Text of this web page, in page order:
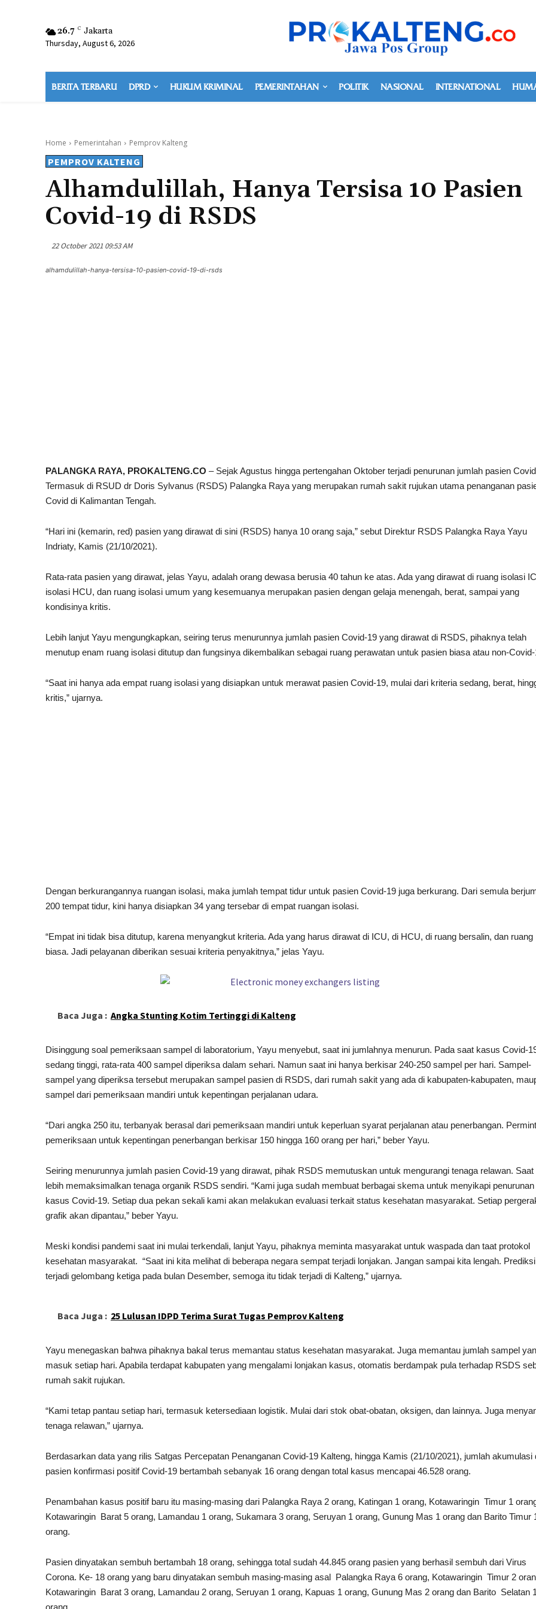
26.7 C Jakarta
Thursday, August 6, 2026
BERITA TERBARU DPRD HUKUM KRIMINAL PEMERINTAHAN POLITIK NASIONAL INTERNATIONAL
Home Pemerintahan Pemprov Kalteng
PEMPROV KALTENG
Alhamdulillah, Hanya Tersisa 10 Pasien
Covid-19 di RSDS
22 October 2021 09:53 AM
alhamdulillah-hanya-tersisa-10-pasien-covid-19-di-rsds
PALANGKA RAYA, PROKALTENG.CO – Sejak Agustus hingga pertengahan Oktober terjadi penurunan jumlah pasien
Termasuk di RSUD dr Doris Sylvanus (RSDS) Palangka Raya yang merupakan rumah sakit rujukan utama penanganan
Covid di Kalimantan Tengah.
“Hari ini (kemarin, red) pasien yang dirawat di sini (RSDS) hanya 10 orang saja,” sebut Direktur RSDS Palangka Raya Yayu
Indriaty, Kamis (21/10/2021).
Rata-rata pasien yang dirawat, jelas Yayu, adalah orang dewasa berusia 40 tahun ke atas. Ada yang dirawat di ruang isolasi
isolasi HCU, dan ruang isolasi umum yang kesemuanya merupakan pasien dengan gelaja menengah, berat, sampai yang
kondisinya kritis.
Lebih lanjut Yayu mengungkapkan, seiring terus menurunnya jumlah pasien Covid-19 yang dirawat di RSDS, pihaknya telah
menutup enam ruang isolasi ditutup dan fungsinya dikembalikan sebagai ruang perawatan untuk pasien biasa atau non-Covid-
“Saat ini hanya ada empat ruang isolasi yang disiapkan untuk merawat pasien Covid-19, mulai dari kriteria sedang, berat,
kritis,” ujarnya.
Dengan berkurangannya ruangan isolasi, maka jumlah tempat tidur untuk pasien Covid-19 juga berkurang. Dari semula
200 tempat tidur, kini hanya disiapkan 34 yang tersebar di empat ruangan isolasi.
“Empat ini tidak bisa ditutup, karena menyangkut kriteria. Ada yang harus dirawat di ICU, di HCU, di ruang bersalin, dan ruang
biasa. Jadi pelayanan diberikan sesuai kriteria penyakitnya,” jelas Yayu.
Baca Juga : Angka Stunting Kotim Tertinggi di Kalteng
Disinggung soal pemeriksaan sampel di laboratorium, Yayu menyebut, saat ini jumlahnya menurun. Pada saat kasus Covid-
sedang tinggi, rata-rata 400 sampel diperiksa dalam sehari. Namun saat ini hanya berkisar 240-250 sampel per hari. Sampel-
sampel yang diperiksa tersebut merupakan sampel pasien di RSDS, dari rumah sakit yang ada di kabupaten-kabupaten,
sampel dari pemeriksaan mandiri untuk kepentingan perjalanan udara.
“Dari angka 250 itu, terbanyak berasal dari pemeriksaan mandiri untuk keperluan syarat perjalanan atau penerbangan.
pemeriksaan untuk kepentingan penerbangan berkisar 150 hingga 160 orang per hari,” beber Yayu.
Seiring menurunnya jumlah pasien Covid-19 yang dirawat, pihak RSDS memutuskan untuk mengurangi tenaga relawan. Saat
lebih memaksimalkan tenaga organik RSDS sendiri. “Kami juga sudah membuat berbagai skema untuk menyikapi penurunan
kasus Covid-19. Setiap dua pekan sekali kami akan melakukan evaluasi terkait status kesehatan masyarakat. Setiap
grafik akan dipantau,” beber Yayu.
Meski kondisi pandemi saat ini mulai terkendali, lanjut Yayu, pihaknya meminta masyarakat untuk waspada dan taat protokol
kesehatan masyarakat. “Saat ini kita melihat di beberapa negara sempat terjadi lonjakan. Jangan sampai kita lengah. Prediksi
terjadi gelombang ketiga pada bulan Desember, semoga itu tidak terjadi di Kalteng,” ujarnya.
Baca Juga : 25 Lulusan IDPD Terima Surat Tugas Pemprov Kalteng
Yayu menegaskan bahwa pihaknya bakal terus memantau status kesehatan masyarakat. Juga memantau jumlah sampel
masuk setiap hari. Apabila terdapat kabupaten yang mengalami lonjakan kasus, otomatis berdampak pula terhadap RSDS
rumah sakit rujukan.
“Kami tetap pantau setiap hari, termasuk ketersediaan logistik. Mulai dari stok obat-obatan, oksigen, dan lainnya. Juga
tenaga relawan,” ujarnya.
Berdasarkan data yang rilis Satgas Percepatan Penanganan Covid-19 Kalteng, hingga Kamis (21/10/2021), jumlah akumulasi
pasien konfirmasi positif Covid-19 bertambah sebanyak 16 orang dengan total kasus mencapai 46.528 orang.
Penambahan kasus positif baru itu masing-masing dari Palangka Raya 2 orang, Katingan 1 orang, Kotawaringin Timur 1
Kotawaringin Barat 5 orang, Lamandau 1 orang, Sukamara 3 orang, Seruyan 1 orang, Gunung Mas 1 orang dan Barito Timur
orang.
Pasien dinyatakan sembuh bertambah 18 orang, sehingga total sudah 44.845 orang pasien yang berhasil sembuh dari Virus
Corona. Ke- 18 orang yang baru dinyatakan sembuh masing-masing asal Palangka Raya 6 orang, Kotawaringin Timur 2
Kotawaringin Barat 3 orang, Lamandau 2 orang, Seruyan 1 orang, Kapuas 1 orang, Gunung Mas 2 orang dan Barito Selatan 1